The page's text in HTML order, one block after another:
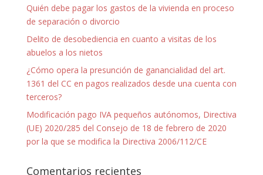
Quién debe pagar los gastos de la vivienda en proceso
de separación o divorcio
Delito de desobediencia en cuanto a visitas de los
abuelos a los nietos
¿Cómo opera la presunción de ganancialidad del art.
1361 del CC en pagos realizados desde una cuenta con
terceros?
Modificación pago IVA pequeños autónomos, Directiva
(UE) 2020/285 del Consejo de 18 de febrero de 2020
por la que se modifica la Directiva 2006/112/CE
Comentarios recientes